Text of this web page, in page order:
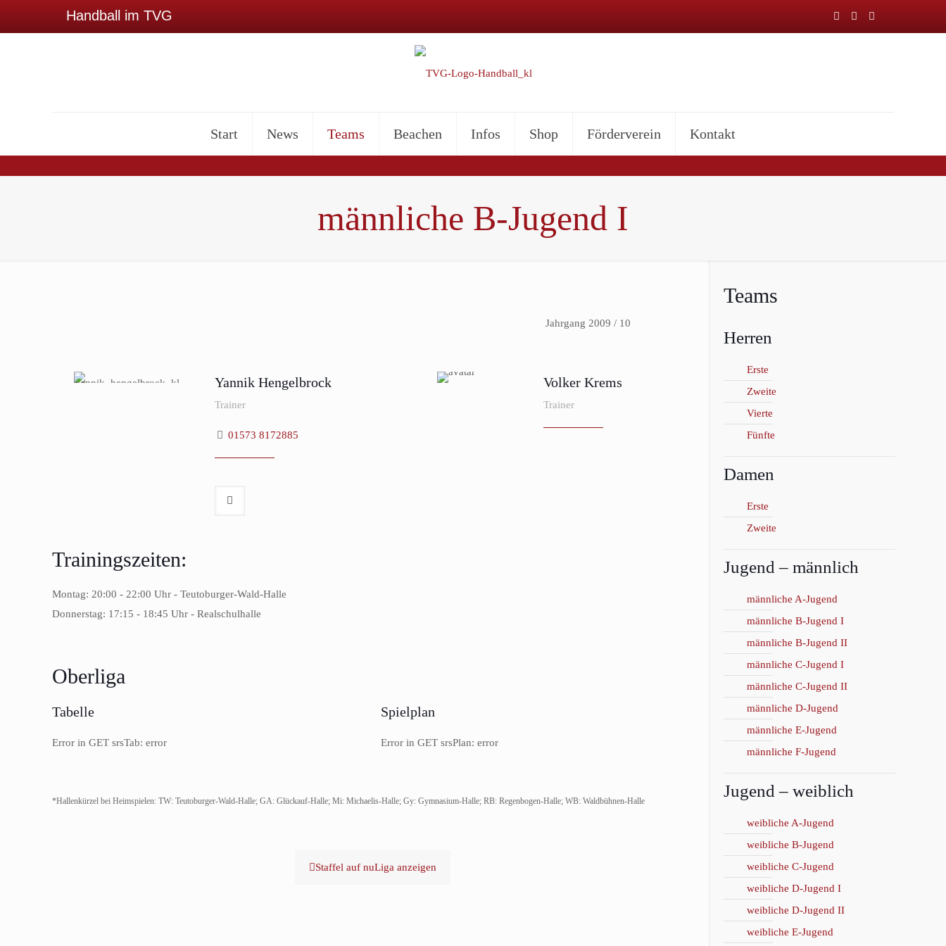
Handball im TVG
Start News Teams Beachen Infos Shop Förderverein Kontakt
männliche B-Jugend I
Jahrgang 2009 / 10
Yannik Hengelbrock
Trainer
01573 8172885
Volker Krems
Trainer
Trainingszeiten:
Montag: 20:00 - 22:00 Uhr - Teutoburger-Wald-Halle
Donnerstag: 17:15 - 18:45 Uhr - Realschulhalle
Oberliga
Tabelle
Error in GET srsTab: error
Spielplan
Error in GET srsPlan: error
*Hallenkürzel bei Heimspielen: TW: Teutoburger-Wald-Halle; GA: Glückauf-Halle; Mi: Michaelis-Halle; Gy: Gymnasium-Halle; RB: Regenbogen-Halle; WB: Waldbühnen-Halle
Staffel auf nuLiga anzeigen
Teams
Herren
Erste
Zweite
Vierte
Fünfte
Damen
Erste
Zweite
Jugend – männlich
männliche A-Jugend
männliche B-Jugend I
männliche B-Jugend II
männliche C-Jugend I
männliche C-Jugend II
männliche D-Jugend
männliche E-Jugend
männliche F-Jugend
Jugend – weiblich
weibliche A-Jugend
weibliche B-Jugend
weibliche C-Jugend
weibliche D-Jugend I
weibliche D-Jugend II
weibliche E-Jugend